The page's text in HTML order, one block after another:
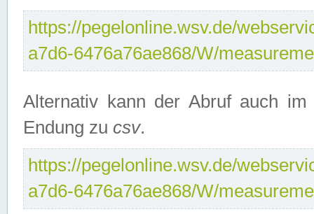
https://pegelonline.wsv.de/
a7d6-6476a76ae868/W/
Alternativ kann der Abruf auch
Endung zu csv.
https://pegelonline.wsv.de/
a7d6-6476a76ae868/W/